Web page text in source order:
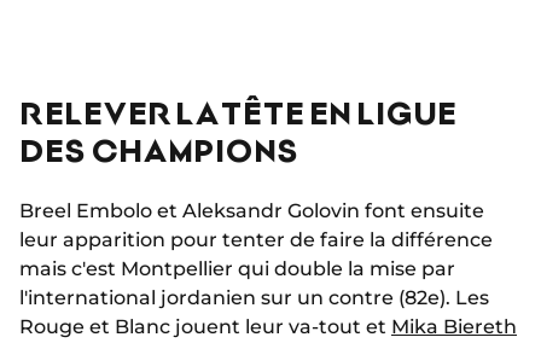
RELEVER LA TÊTE EN LIGUE
DES CHAMPIONS
Breel Embolo et Aleksandr Golovin font ensuite
leur apparition pour tenter de faire la différence
mais c'est Montpellier qui double la mise par
l'international jordanien sur un contre (82e). Les
Rouge et Blanc jouent leur va-tout et Mika Biereth